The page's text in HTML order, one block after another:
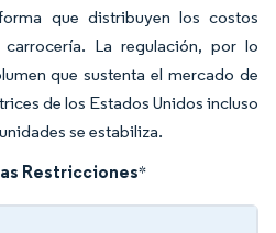
que distribuyen los costos
La regulación, por lo
que sustenta el mercado de
de los Estados Unidos incluso
se estabiliza.
Restricciones*